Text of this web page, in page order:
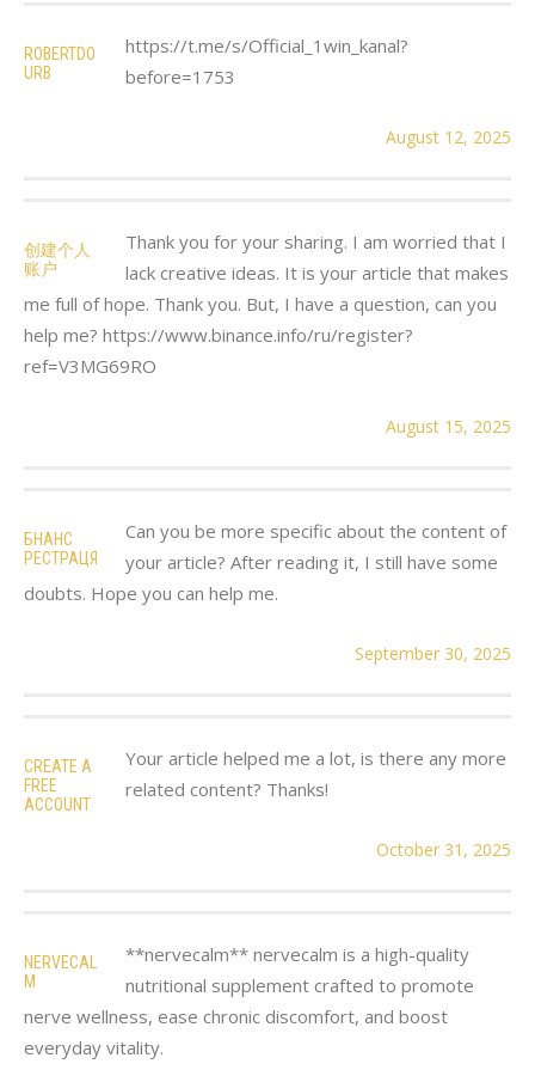
ROBERTDO
URB
https://t.me/s/Official_1win_kanal?
before=1753
August 12, 2025
创建个人
账户
Thank you for your sharing. I am worried that I
lack creative ideas. It is your article that makes
me full of hope. Thank you. But, I have a question, can you
help me? https://www.binance.info/ru/register?
ref=V3MG69RO
August 15, 2025
БНАНС
РЕСТРАЦЯ
Can you be more specific about the content of
your article? After reading it, I still have some
doubts. Hope you can help me.
September 30, 2025
CREATE A
FREE
ACCOUNT
Your article helped me a lot, is there any more
related content? Thanks!
October 31, 2025
NERVECAL
M
**nervecalm** nervecalm is a high-quality
nutritional supplement crafted to promote
nerve wellness, ease chronic discomfort, and boost
everyday vitality.